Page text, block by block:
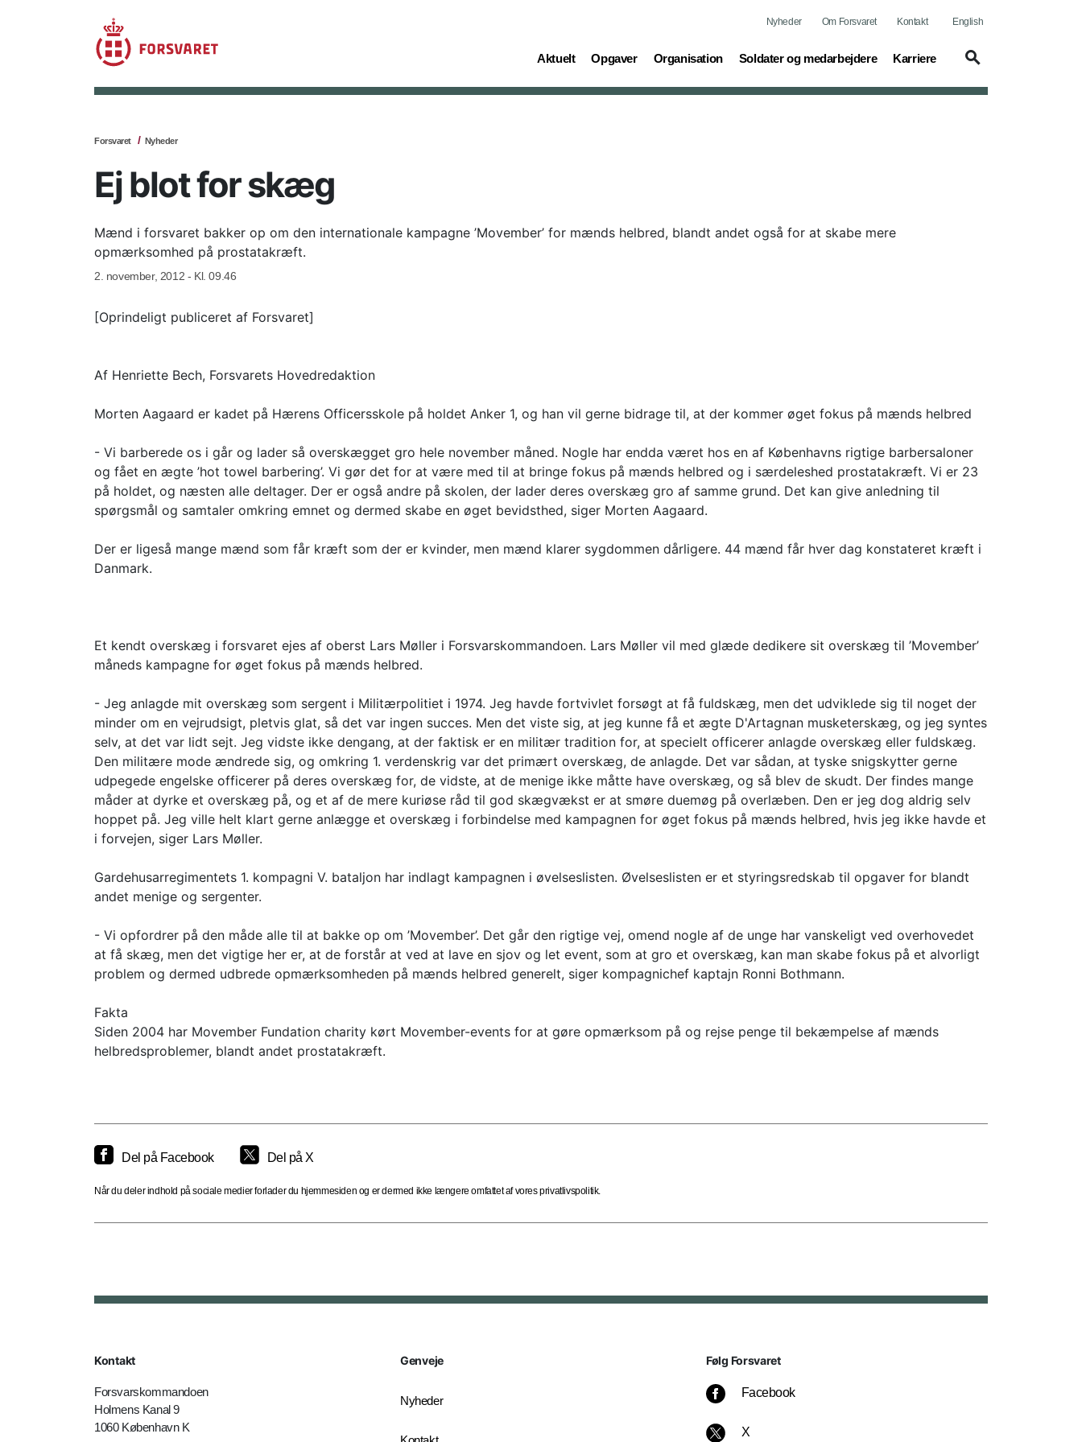
Nyheder Om Forsvaret Kontakt English
Aktuelt
(current) Opgaver
(current) Organisation
(current) Soldater og medarbejdere
(current) Karriere
(current)
Forsvaret Nyheder
Ej blot for skæg
Mænd i forsvaret bakker op om den internationale kampagne ’Movember’ for mænds helbred, blandt andet også for at skabe mere
opmærksomhed på prostatakræft.
2. november, 2012 - Kl. 09.46
[Oprindeligt publiceret af Forsvaret]
Af Henriette Bech, Forsvarets Hovedredaktion
Morten Aagaard er kadet på Hærens Officersskole på holdet Anker 1, og han vil gerne bidrage til, at der kommer øget fokus på mænds helbred
- Vi barberede os i går og lader så overskægget gro hele november måned. Nogle har endda været hos en af Københavns rigtige barbersaloner
og fået en ægte ’hot towel barbering’. Vi gør det for at være med til at bringe fokus på mænds helbred og i særdeleshed prostatakræft. Vi er 23
på holdet, og næsten alle deltager. Der er også andre på skolen, der lader deres overskæg gro af samme grund. Det kan give anledning til
spørgsmål og samtaler omkring emnet og dermed skabe en øget bevidsthed, siger Morten Aagaard.
Der er ligeså mange mænd som får kræft som der er kvinder, men mænd klarer sygdommen dårligere. 44 mænd får hver dag konstateret kræft i
Danmark.
Et kendt overskæg i forsvaret ejes af oberst Lars Møller i Forsvarskommandoen. Lars Møller vil med glæde dedikere sit overskæg til ’Movember’
måneds kampagne for øget fokus på mænds helbred.
- Jeg anlagde mit overskæg som sergent i Militærpolitiet i 1974. Jeg havde fortvivlet forsøgt at få fuldskæg, men det udviklede sig til noget der
minder om en vejrudsigt, pletvis glat, så det var ingen succes. Men det viste sig, at jeg kunne få et ægte D'Artagnan musketerskæg, og jeg syntes
selv, at det var lidt sejt. Jeg vidste ikke dengang, at der faktisk er en militær tradition for, at specielt officerer anlagde overskæg eller fuldskæg.
Den militære mode ændrede sig, og omkring 1. verdenskrig var det primært overskæg, de anlagde. Det var sådan, at tyske snigskytter gerne
udpegede engelske officerer på deres overskæg for, de vidste, at de menige ikke måtte have overskæg, og så blev de skudt. Der findes mange
måder at dyrke et overskæg på, og et af de mere kuriøse råd til god skægvækst er at smøre duemøg på overlæben. Den er jeg dog aldrig selv
hoppet på. Jeg ville helt klart gerne anlægge et overskæg i forbindelse med kampagnen for øget fokus på mænds helbred, hvis jeg ikke havde et
i forvejen, siger Lars Møller.
Gardehusarregimentets 1. kompagni V. bataljon har indlagt kampagnen i øvelseslisten. Øvelseslisten er et styringsredskab til opgaver for blandt
andet menige og sergenter.
- Vi opfordrer på den måde alle til at bakke op om ’Movember’. Det går den rigtige vej, omend nogle af de unge har vanskeligt ved overhovedet
at få skæg, men det vigtige her er, at de forstår at ved at lave en sjov og let event, som at gro et overskæg, kan man skabe fokus på et alvorligt
problem og dermed udbrede opmærksomheden på mænds helbred generelt, siger kompagnichef kaptajn Ronni Bothmann.
Fakta
Siden 2004 har Movember Fundation charity kørt Movember-events for at gøre opmærksom på og rejse penge til bekæmpelse af mænds
helbredsproblemer, blandt andet prostatakræft.
Del på Facebook Del på X
Når du deler indhold på sociale medier forlader du hjemmesiden og er dermed ikke længere omfattet af vores privatlivspolitik.
Kontakt
Forsvarskommandoen
Holmens Kanal 9
1060 København K
Genveje
Nyheder
Følg Forsvaret
Facebook
X